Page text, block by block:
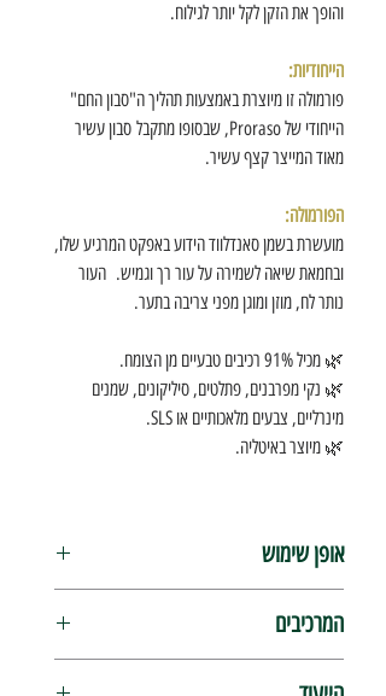
והופך את הזקן לקל יותר לגילוח.
הייחודיות:
פורמולה זו מיוצרת באמצעות תהליך ה"סבון החם"
הייחודי של Proraso, שבסופו מתקבל סבון עשיר
מאוד המייצר קצף עשיר.
הפורמולה:
מועשרת בשמן סאנדלווד הידוע באפקט המרגיע שלו,
ובחמאת שיאה לשמירה על עור רך וגמיש. העור
נותר לח, מוזן ומוגן מפני צריבה בתער.
🌿 מכיל 91% רכיבים טבעיים מן הצומח.
🌿 נקי מפרבנים, פתלטים, סיליקונים, שמנים
מינרליים, צבעים מלאכותיים או SLS.
🌿 מיוצר באיטליה.
אופן שימוש
בסבון והתחל לערבב
מרקם רך ועשיר. מיד לאחר מכן, מרחאת הסבון על
הזיפים באמצעות המברשת והתחל בגילוח חלק
המרכיבים